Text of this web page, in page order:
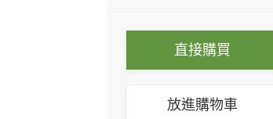
直接購買
放進購物車